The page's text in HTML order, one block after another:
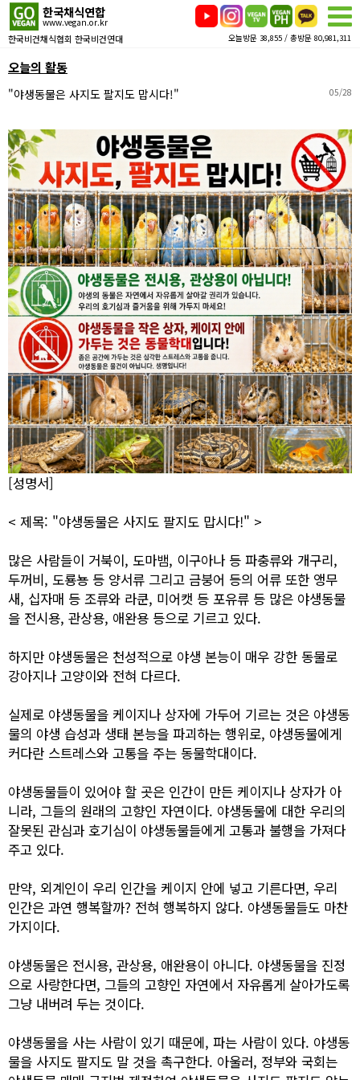
한국채식연합
www.vegan.or.kr
한국비건채식협회 한국비건연대 오늘방문 38,855 / 총방문 80,981,311
오늘의 활동
"야생동물은 사지도 팔지도 맙시다!" 05/28
[성명서]
< 제목: "야생동물은 사지도 팔지도 맙시다!" >
많은 사람들이 거북이, 도마뱀, 이구아나 등 파충류와 개구리,
두꺼비, 도룡뇽 등 양서류 그리고 금붕어 등의 어류 또한 앵무
새, 십자매 등 조류와 라쿤, 미어캣 등 포유류 등 많은 야생동물
을 전시용, 관상용, 애완용 등으로 기르고 있다.
하지만 야생동물은 천성적으로 야생 본능이 매우 강한 동물로
강아지나 고양이와 전혀 다르다.
실제로 야생동물을 케이지나 상자에 가두어 기르는 것은 야생동
물의 야생 습성과 생태 본능을 파괴하는 행위로, 야생동물에게
커다란 스트레스와 고통을 주는 동물학대이다.
야생동물들이 있어야 할 곳은 인간이 만든 케이지나 상자가 아
니라, 그들의 원래의 고향인 자연이다. 야생동물에 대한 우리의
잘못된 관심과 호기심이 야생동물들에게 고통과 불행을 가져다
주고 있다.
만약, 외계인이 우리 인간을 케이지 안에 넣고 기른다면, 우리
인간은 과연 행복할까? 전혀 행복하지 않다. 야생동물들도 마찬
가지이다.
야생동물은 전시용, 관상용, 애완용이 아니다. 야생동물을 진정
으로 사랑한다면, 그들의 고향인 자연에서 자유롭게 살아가도록
그냥 내버려 두는 것이다.
야생동물을 사는 사람이 있기 때문에, 파는 사람이 있다. 야생동
물을 사지도 팔지도 말 것을 촉구한다. 아울러, 정부와 국회는